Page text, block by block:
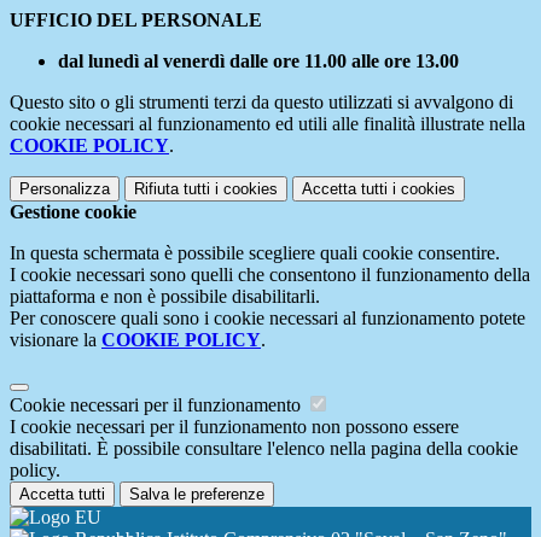
UFFICIO DEL PERSONALE
dal lunedì al venerdì dalle ore 11.00 alle ore 13.00
Questo sito o gli strumenti terzi da questo utilizzati si avvalgono di
cookie necessari al funzionamento ed utili alle finalità illustrate nella
COOKIE POLICY.
Personalizza Rifiuta tutti i cookies Accetta tutti i cookies
Gestione cookie
In questa schermata è possibile scegliere quali cookie consentire.
I cookie necessari sono quelli che consentono il funzionamento della
piattaforma e non è possibile disabilitarli.
Per conoscere quali sono i cookie necessari al funzionamento potete
visionare la COOKIE POLICY.
Cookie necessari per il funzionamento
I cookie necessari per il funzionamento non possono essere
disabilitati. È possibile consultare l'elenco nella pagina della cookie
policy.
Accetta tutti Salva le preferenze